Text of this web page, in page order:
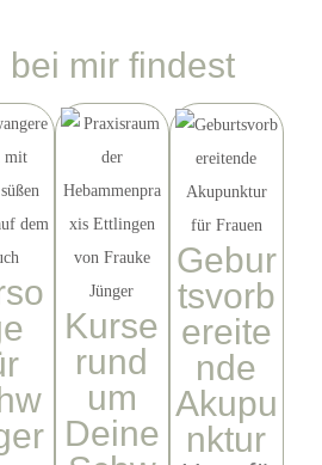
bei mir findest
Kurse
rund
um
Deine
Gebur
tsvorb
ereite
nde
Akupu
nktur